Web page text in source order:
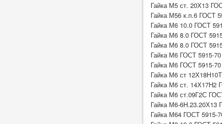
Гайка М5 ст. 20Х13
Гайка М56 к.п.6 ГОСТ
Гайка М6 10.0 ГОСТ
Гайка М6 8.0 ГОСТ
Гайка М6 8.0 ГОСТ
Гайка М6 ГОСТ 5915-70
Гайка М6 ГОСТ 5915-
Гайка М6 ст
Гайка М6 ст. 14Х17Н2
Гайка М6 ст.09Г2С
Гайка М6-6Н.23.20Х13
Гайка М64 ГОСТ 5915-